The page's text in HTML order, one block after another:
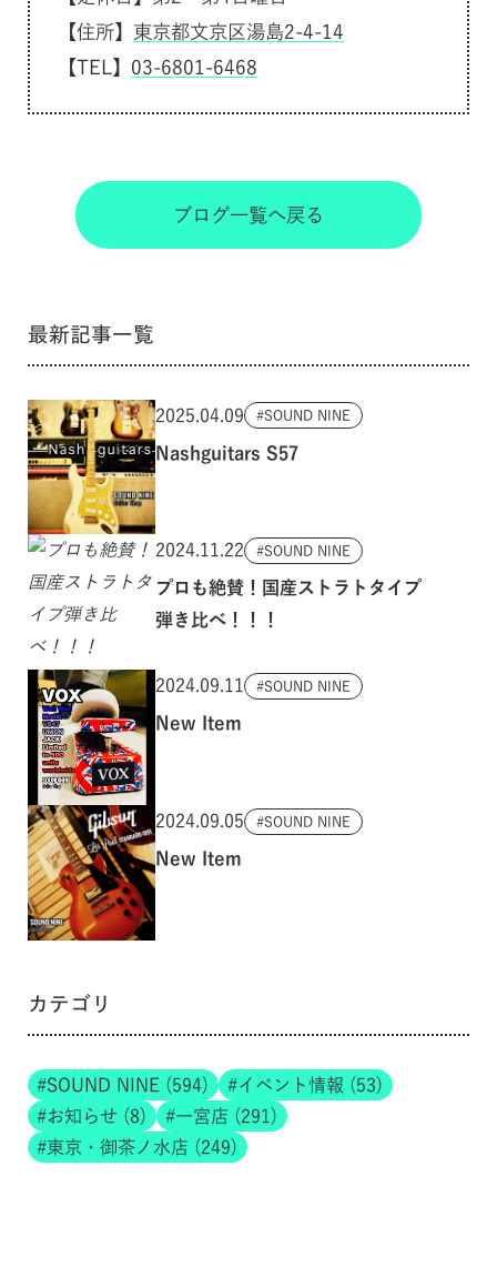
【住所】 東京都文京区湯島2-4-14
【TEL】 03-6801-6468
ブログ一覧へ戻る
最新記事一覧
2025.04.09 SOUND NINE
Nashguitars S57
2024.11.22 SOUND NINE
プロも絶賛！国産ストラトタイプ
弾き比べ！！！
2024.09.11 SOUND NINE
New Item
2024.09.05 SOUND NINE
New Item
カテゴリ
SOUND NINE (594)
イベント情報 (53)
お知らせ (8)
一宮店 (291)
東京・御茶ノ水店 (249)